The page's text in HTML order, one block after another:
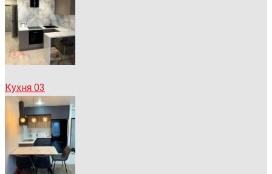
Кухня 03